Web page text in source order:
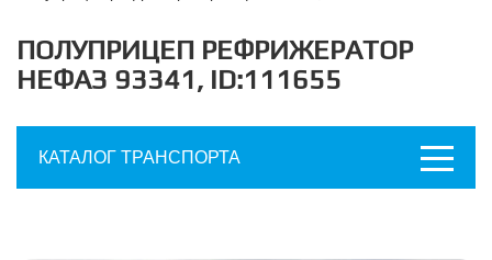
ПОЛУПРИЦЕП РЕФРИЖЕРАТОР
НЕФАЗ 93341, ID:111655
КАТАЛОГ ТРАНСПОРТА